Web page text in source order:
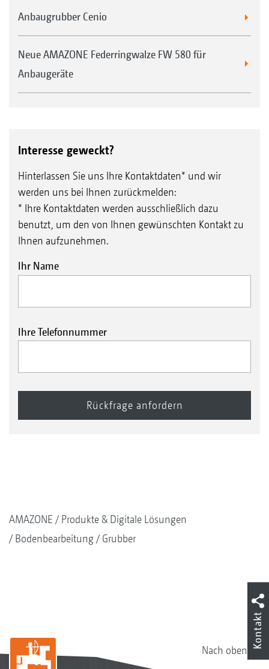
Anbaugrubber Cenio
Neue AMAZONE Federringwalze FW 580 für
Anbaugeräte
Interesse geweckt?
Hinterlassen Sie uns Ihre Kontaktdaten* und wir
werden uns bei Ihnen zurückmelden:
* Ihre Kontaktdaten werden ausschließlich dazu
benutzt, um den von Ihnen gewünschten Kontakt zu
Ihnen aufzunehmen.
Ihr Name
Ihre Telefonnummer
AMAZONE
Produkte & Digitale Lösungen
Bodenbearbeitung
Grubber
Nach oben
Kontakt